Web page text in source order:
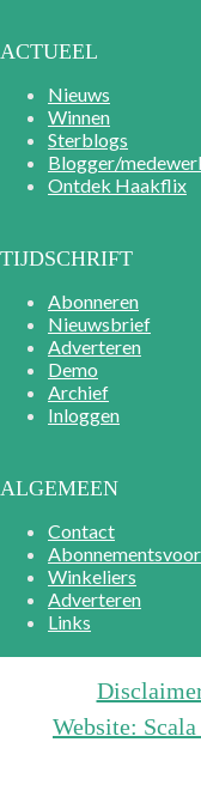
ACTUEEL
Nieuws
Winnen
Sterblogs
Blogger/
Ontdek Haakflix
TIJDSCHRIFT
Abonneren
Nieuwsbrief
Adverteren
Demo
Archief
Inloggen
ALGEMEEN
Contact
Winkeliers
Adverteren
Links
Website: